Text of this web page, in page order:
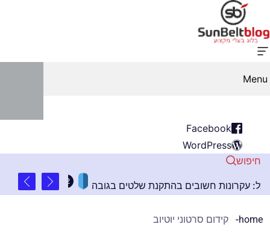
Menu
Facebook
WordPress
חיפוש
לכל: עקרונות חשובים בהתקנת שלטים בגובה 2 שנים ago
home קידום סרטוני יוטיוב